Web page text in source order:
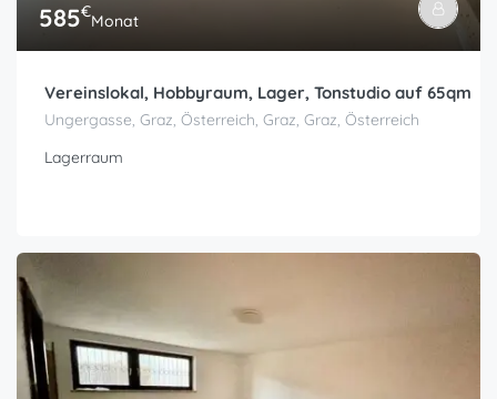
585€Monat
Vereinslokal, Hobbyraum, Lager, Tonstudio auf 65qm
Ungergasse, Graz, Österreich, Graz, Graz, Österreich
Lagerraum